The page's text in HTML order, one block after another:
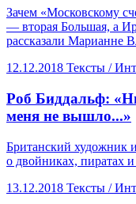
Зачем «Московскому
— вторая Большая, а
рассказали Марианне
12.12.2018 Тексты /
​Роб Биддальф:
меня не вышло...»
Британский художник
о двойниках, пиратах
13.12.2018 Тексты /